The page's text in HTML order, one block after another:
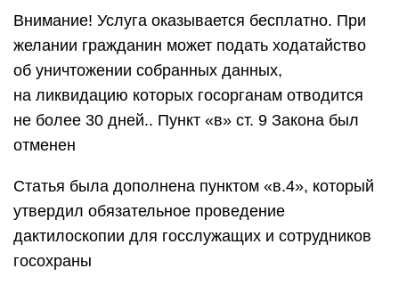
Внимание! Услуга оказывается бесплатно. При
желании гражданин может подать ходатайство
об уничтожении собранных данных,
на ликвидацию которых госорганам отводится
не более 30 дней.. Пункт «в» ст. 9 Закона был
отменен
Статья была дополнена пунктом «в.4», который
утвердил обязательное проведение
дактилоскопии для госслужащих и сотрудников
госохраны